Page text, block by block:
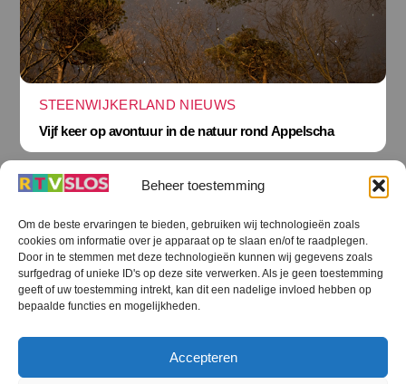
Beheer toestemming
Om de beste ervaringen te bieden, gebruiken wij technologieën zoals
cookies om informatie over je apparaat op te slaan en/of te raadplegen.
Door in te stemmen met deze technologieën kunnen wij gegevens zoals
surfgedrag of unieke ID's op deze site verwerken. Als je geen toestemming
geeft of uw toestemming intrekt, kan dit een nadelige invloed hebben op
bepaalde functies en mogelijkheden.
Accepteren
STEENWIJKERLAND NIEUWS
Vijf keer op avontuur in de natuur rond Appelscha
Terug
naar
boven
RTV SLOS
RTV SLOS ANBI